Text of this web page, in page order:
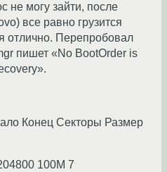
не могу зайти, после
все равно грузится
отлично. Перепробовал
пишет «No BootOrder is
Конец Секторы Размер
100M 7